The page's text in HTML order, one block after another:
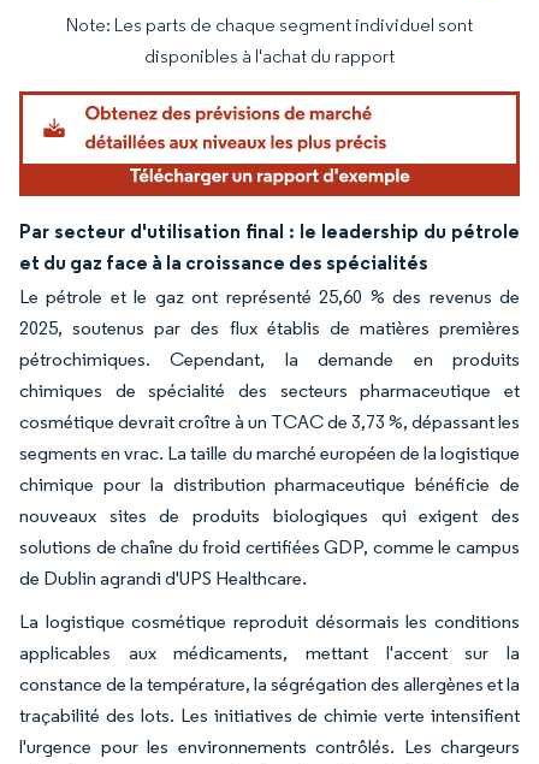
Image © Mordor Intelligence. La réutilisation nécessite une attribution sous CC BY
Note: Les parts de chaque segment individuel sont
disponibles à l'achat du rapport
Par secteur d'utilisation final : le leadership du pétrole
et du gaz face à la croissance des spécialités
Le pétrole et le gaz ont représenté 25,60 % des revenus de
2025, soutenus par des flux établis de matières premières
pétrochimiques. Cependant, la demande en produits
chimiques de spécialité des secteurs pharmaceutique et
cosmétique devrait croître à un TCAC de 3,73 %, dépassant les
segments en vrac. La taille du marché européen de la logistique
chimique pour la distribution pharmaceutique bénéficie de
nouveaux sites de produits biologiques qui exigent des
solutions de chaîne du froid certifiées GDP, comme le campus
de Dublin agrandi d'UPS Healthcare.
La logistique cosmétique reproduit désormais les conditions
applicables aux médicaments, mettant l'accent sur la
constance de la température, la ségrégation des allergènes et la
traçabilité des lots. Les initiatives de chimie verte intensifient
l'urgence pour les environnements contrôlés. Les chargeurs